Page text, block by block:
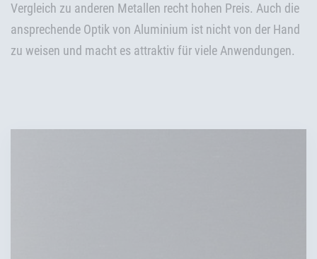
Vergleich zu anderen Metallen recht hohen Preis. Auch die
ansprechende Optik von Aluminium ist nicht von der Hand
zu weisen und macht es attraktiv für viele Anwendungen.